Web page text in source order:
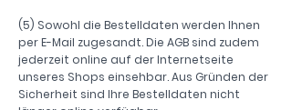
(5) Sowohl die Bestelldaten werden Ihnen
per E-Mail zugesandt. Die AGB sind zudem
jederzeit online auf der Internetseite
unseres Shops einsehbar. Aus Gründen der
Sicherheit sind Ihre Bestelldaten nicht